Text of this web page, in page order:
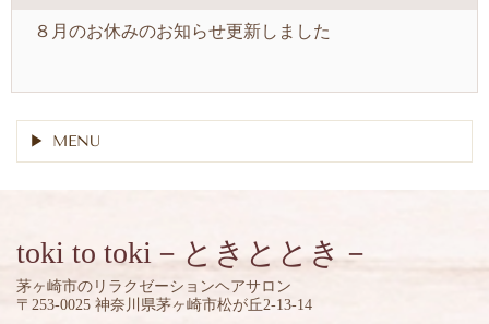
８月のお休みのお知らせ更新しました
MENU
toki to toki －ときととき－
茅ヶ崎市のリラクゼーションヘアサロン
〒253-0025 神奈川県茅ヶ崎市松が丘2-13-14